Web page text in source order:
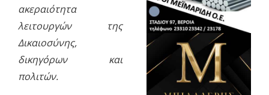
ακεραιότητα
λειτουργών της
Δικαιοσύνης,
δικηγόρων και
πολιτών.